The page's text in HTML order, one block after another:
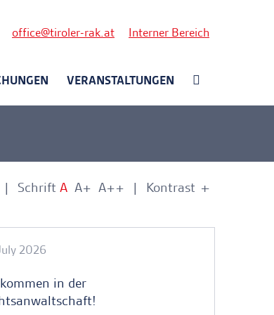
office tiroler-rak.at Interner Bereich
VERANSTALTUNGEN
Schrift A A+ A++ Kontrast +
-
2026
in der